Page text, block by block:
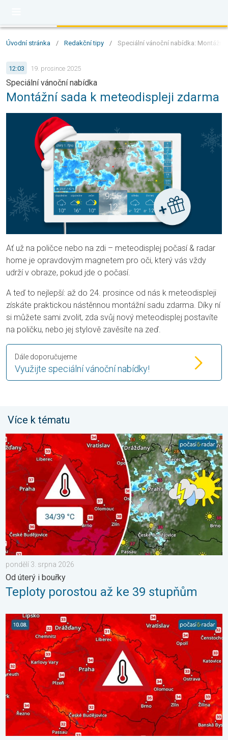
Úvodní stránka / Redakční tipy / Speciální vánoční nabídka:
12:03 19. prosince 2025
Speciální vánoční nabídka
Montážní sada k meteodispleji zdarma
Ať už na poličce nebo na zdi – meteodisplej počasí & radar
home je opravdovým magnetem pro oči, který vás vždy
udrží v obraze, pokud jde o počasí.
A teď to nejlepší: až do 24. prosince od nás k meteodispleji
získáte praktickou nástěnnou montážní sadu zdarma. Díky ní
si můžete sami zvolit, zda svůj nový meteodisplej postavíte
na poličku, nebo jej stylově zavěsíte na zeď.
Využijte speciální vánoční nabídky!
Dále doporučujeme
Více k tématu
Teploty porostou až ke 39 stupňům. Od úterý i bouřky. . .
pondělí 3. srpna 2026
Od úterý i bouřky
Teploty porostou až ke 39 stupňům
Výrazně vysoké teploty se vrátí v neděli. Ochlazení jen krátké.